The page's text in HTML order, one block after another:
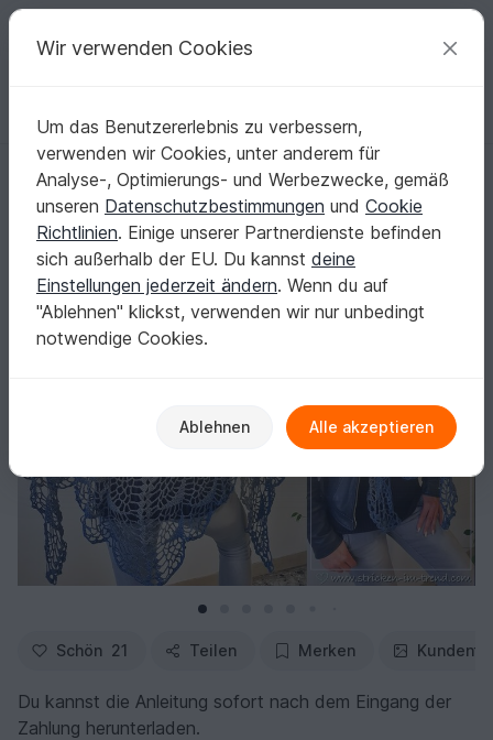
Deine kreativen Ideen
Deutsch | € (EUR) einloggen Kostenlos registrieren
Startseite Häkeln Tücher Dreieckstücher
Häkelanleitung für Dreieckstuch | Tuch BioTronik #1
Häkelanleitung für Dreieckstuch | Tuch
BioTronik #1
Schön 21 Teilen Merken
Du kannst die Anleitung sofort nach dem Eingang der
Zahlung herunterladen.
Wir verwenden Cookies
Um das Benutzererlebnis zu verbessern,
verwenden wir Cookies, unter anderem für
Analyse-, Optimierungs- und Werbezwecke, gemäß
unseren Datenschutzbestimmungen und Cookie
Richtlinien. Einige unserer Partnerdienste befinden
sich außerhalb der EU. Du kannst deine
Einstellungen jederzeit ändern. Wenn du auf
"Ablehnen" klickst, verwenden wir nur unbedingt
notwendige Cookies.
Ablehnen Alle akzeptieren